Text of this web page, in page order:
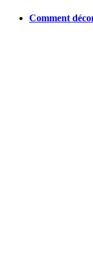
Comment